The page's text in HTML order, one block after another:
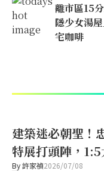
離市區15
隱少女湯
宅咖啡
建築迷必朝聖！
特展打頭陣，
By許家禎2026/07/08